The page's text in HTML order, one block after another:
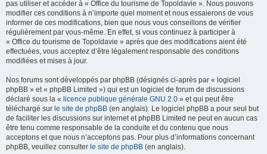
pas utiliser et accéder à « Office du tourisme de Topoldavie ». Nous pouvons
modifier ces conditions à n’importe quel moment et nous essaierons de vous
informer de ces modifications, bien que nous vous conseillons de vérifier
régulièrement par vous-même. En effet, si vous continuez à participer à
« Office du tourisme de Topoldavie » après que des modifications aient été
effectuées, vous acceptez d’être légalement responsable des conditions
modifiées et mises à jour.
Nos forums sont développés par phpBB (désignés ci-après par « logiciel
phpBB » et « phpBB Limited ») qui est un logiciel de forum de discussions
déclaré sous la « licence publique générale GNU 2.0 » et qui peut être
téléchargé sur le site de phpBB (en anglais). Le logiciel phpBB a pour seul but
de faciliter les discussions sur internet et phpBB Limited ne peut en aucun cas
être tenu comme responsable de la conduite et du contenu que nous
acceptons et que nous n’acceptons pas. Pour plus d’informations concernant
phpBB, veuillez consulter le site de phpBB (en anglais).